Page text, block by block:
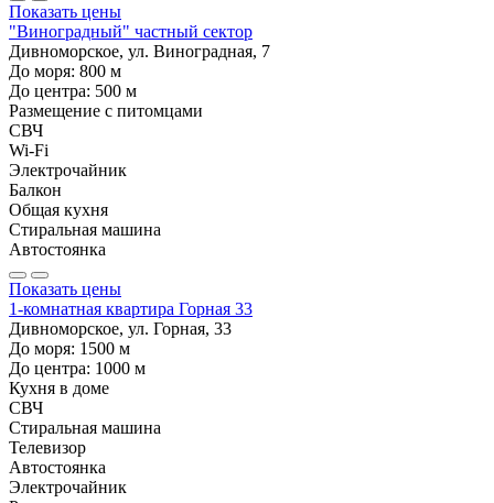
Показать цены
"Виноградный" частный сектор
Дивноморское, ул. Виноградная, 7
До моря: 800 м
До центра: 500 м
Размещение с питомцами
СВЧ
Wi-Fi
Электрочайник
Балкон
Общая кухня
Стиральная машина
Автостоянка
Показать цены
1-комнатная квартира Горная 33
Дивноморское, ул. Горная, 33
До моря: 1500 м
До центра: 1000 м
Кухня в доме
СВЧ
Стиральная машина
Телевизор
Автостоянка
Электрочайник